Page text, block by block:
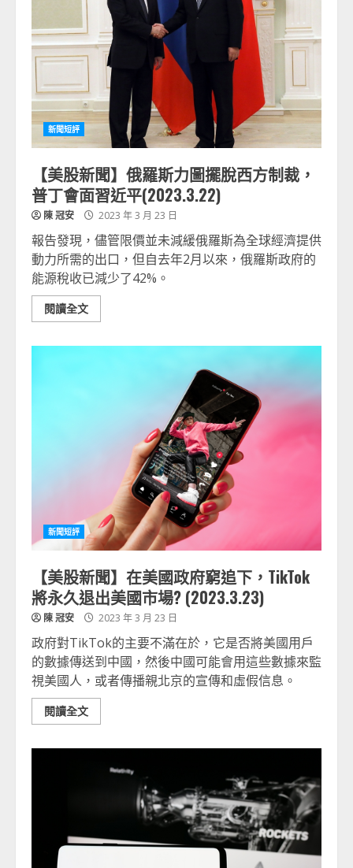
新聞短評
【美股新聞】俄羅斯力圖擺脫西方制裁，
普丁會面習近平(2023.3.22)
陳 冠安 2023 年 3 月 23 日
報告發現，儘管限價並未減緩俄羅斯為全球經濟提供
動力所需的出口，但自去年2月以來，俄羅斯政府的
能源稅收已減少了42%。
閱讀全文
新聞短評
【美股新聞】在美國政府窮追下，TikTok
將永久退出美國市場? (2023.3.23)
陳 冠安 2023 年 3 月 23 日
政府對TikTok的主要不滿在於，它是否將美國用戶
的數據傳送到中國，然後中國可能會用這些數據來監
視美國人，或者傳播親北京的宣傳和虛假信息。
閱讀全文